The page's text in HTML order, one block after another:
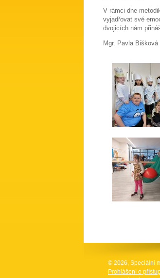
V rámci dne
vyjadřovat své
dvojicích nám
Mgr. Pavla Bišková
© 2026, Speciální
Prohlášení o